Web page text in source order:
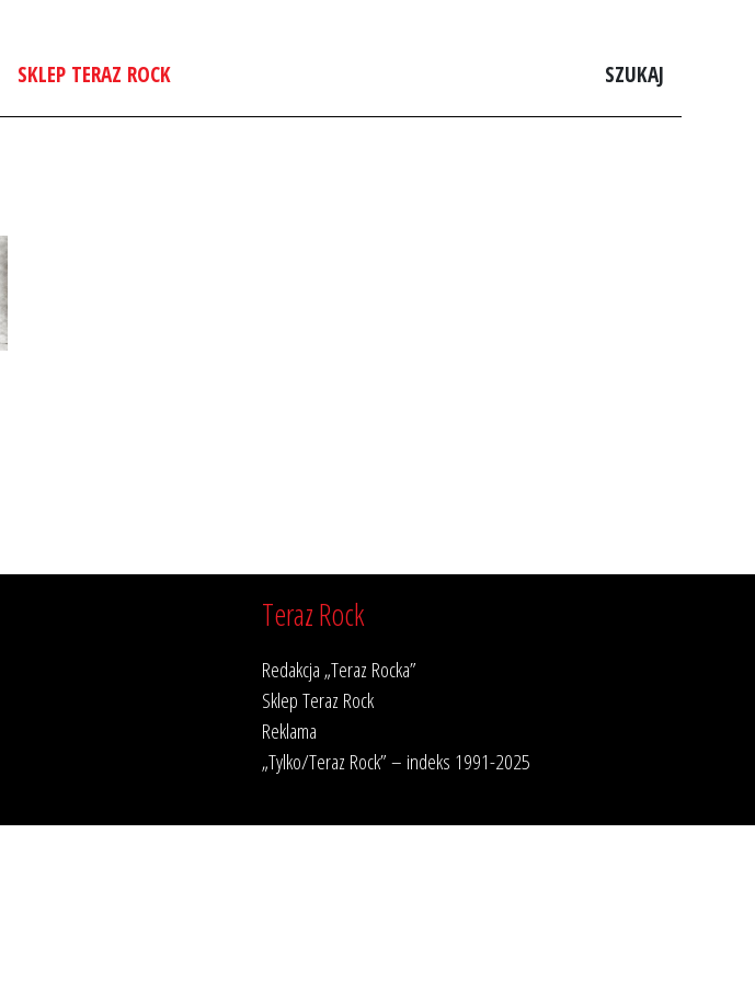
SKLEP TERAZ ROCK SZUKAJ
Teraz Rock
Redakcja „Teraz Rocka”
Sklep Teraz Rock
Reklama
„Tylko/Teraz Rock” – indeks 1991-2025